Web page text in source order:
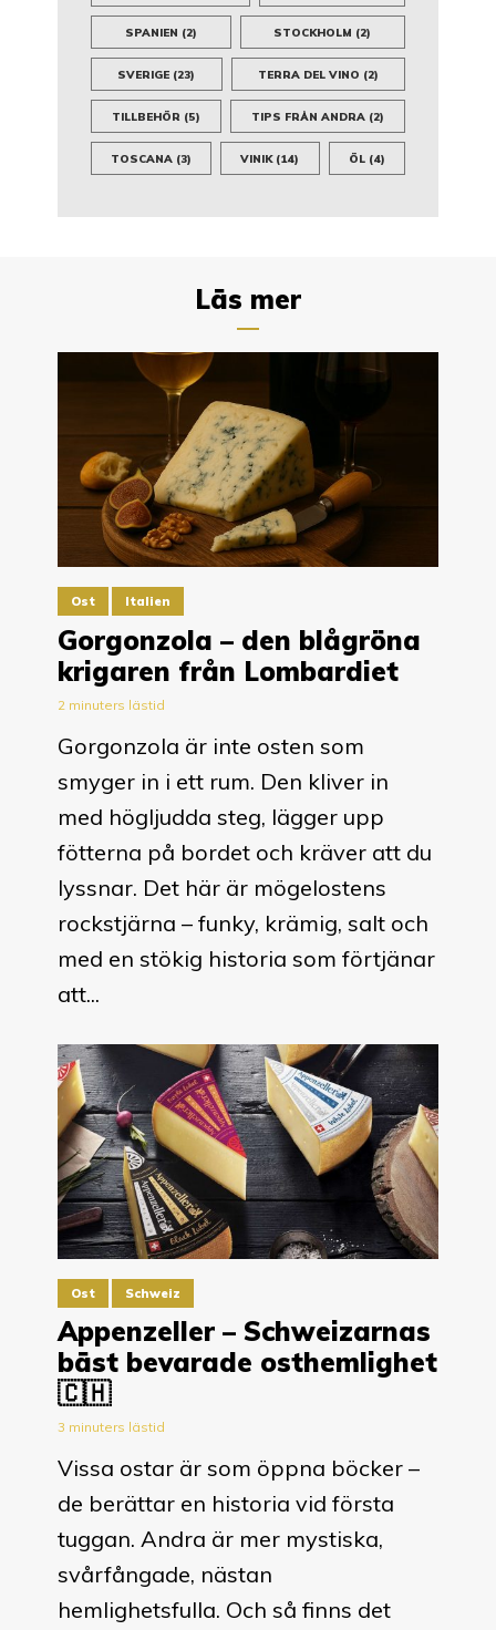
SPANIEN (2) STOCKHOLM (2)
SVERIGE (23) TERRA DEL VINO (2)
TILLBEHÖR (5) TIPS FRÅN ANDRA (2)
TOSCANA (3) VINIK(14) ÖL(4)
Läs mer
Ost Italien
Gorgonzola – den blågröna
krigaren från Lombardiet
2 minuters lästid
Gorgonzola är inte osten som
smyger in i ett rum. Den kliver in
med högljudda steg, lägger upp
fötterna på bordet och kräver att du
lyssnar. Det här är mögelostens
rockstjärna – funky, krämig, salt och
med en stökig historia som förtjänar
att...
Ost Schweiz
Appenzeller – Schweizarnas
bäst bevarade osthemlighet
🇨🇭
3 minuters lästid
Vissa ostar är som öppna böcker –
de berättar en historia vid första
tuggan. Andra är mer mystiska,
svårfångade, nästan
hemlighetsfulla. Och så finns det